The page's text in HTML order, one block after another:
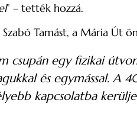
” – tették hozzá.
Tamást, a Mária Út
csupán egy fizikai
és egymással. A
kapcsolatba